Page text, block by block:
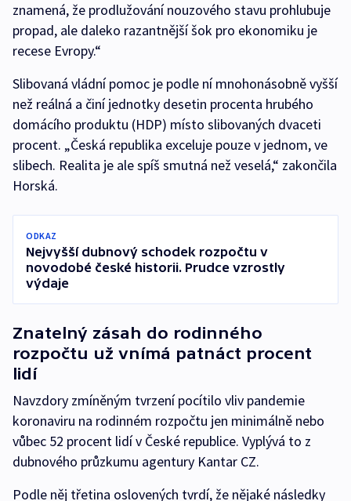
znamená, že prodlužování nouzového stavu prohlubuje
propad, ale daleko razantnější šok pro ekonomiku je
recese Evropy.“
Slibovaná vládní pomoc je podle ní mnohonásobně vyšší
než reálná a činí jednotky desetin procenta hrubého
domácího produktu (HDP) místo slibovaných dvaceti
procent. „Česká republika exceluje pouze v jednom, ve
slibech. Realita je ale spíš smutná než veselá,“ zakončila
Horská.
ODKAZ
Nejvyšší dubnový schodek rozpočtu v
novodobé české historii. Prudce vzrostly
výdaje
Znatelný zásah do rodinného
rozpočtu už vnímá patnáct procent
lidí
Navzdory zmíněným tvrzení pocítilo vliv pandemie
koronaviru na rodinném rozpočtu jen minimálně nebo
vůbec 52 procent lidí v České republice. Vyplývá to z
dubnového průzkumu agentury Kantar CZ.
Podle něj třetina oslovených tvrdí, že nějaké následky